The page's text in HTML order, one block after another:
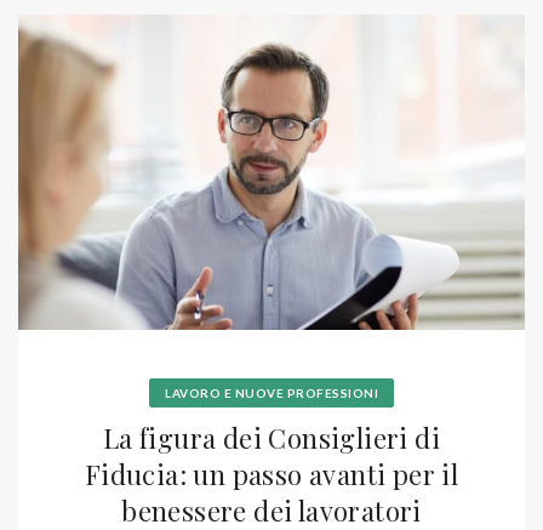
LAVORO E NUOVE PROFESSIONI
La figura dei Consiglieri di
Fiducia: un passo avanti per il
benessere dei lavoratori